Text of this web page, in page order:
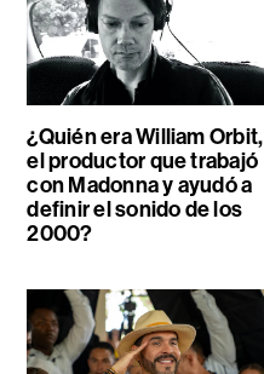
¿Quién era William Orbit,
el productor que trabajó
con Madonna y ayudó a
definir el sonido de los
2000?